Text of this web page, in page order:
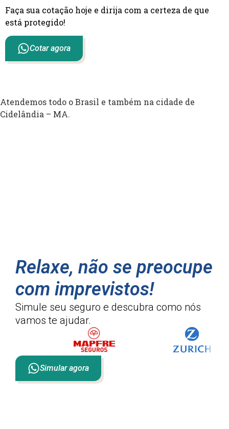
Faça sua cotação hoje e dirija com a certeza de que
está protegido!
Cotar agora
Atendemos todo o Brasil e também na cidade de
Cidelândia – MA.
Relaxe, não se preocupe
com imprevistos!
Simule seu seguro e descubra como nós
vamos te ajudar.
Simular agora